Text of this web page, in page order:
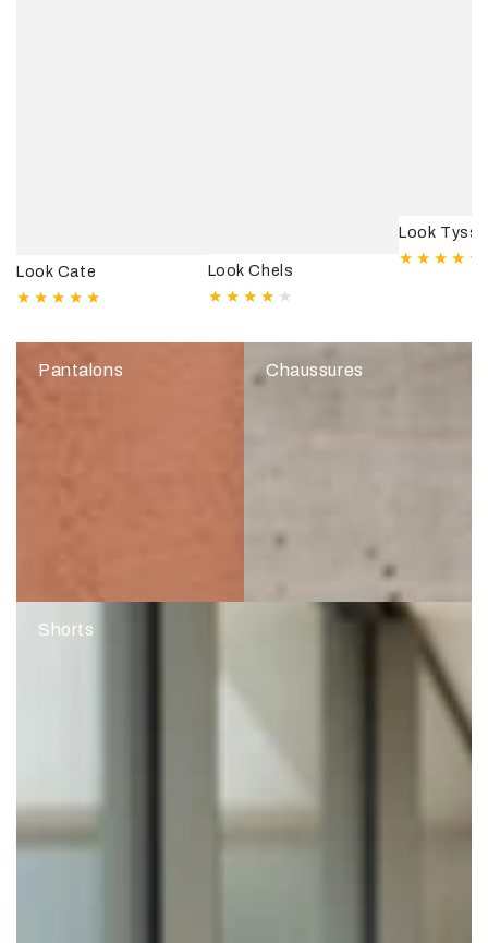
Look Cate Look Chels
Look
Pantalons Chaussures
Shorts